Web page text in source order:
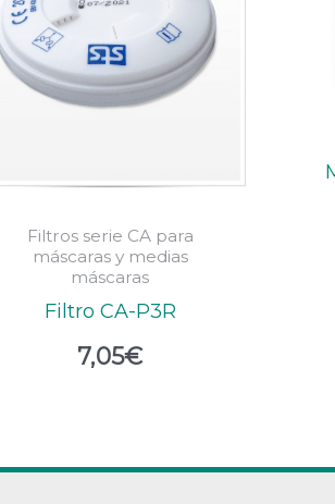
Filtros serie CA para
máscaras y medias
máscaras
Filtro CA-P3R
7,05€